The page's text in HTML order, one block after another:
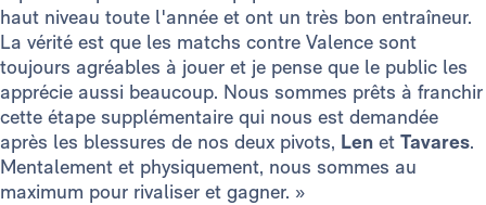
haut niveau toute l'année et ont un très bon entraîneur.
La vérité est que les matchs contre Valence sont
toujours agréables à jouer et je pense que le public les
apprécie aussi beaucoup. Nous sommes prêts à franchir
cette étape supplémentaire qui nous est demandée
après les blessures de nos deux pivots, Len et Tavares.
Mentalement et physiquement, nous sommes au
maximum pour rivaliser et gagner. »